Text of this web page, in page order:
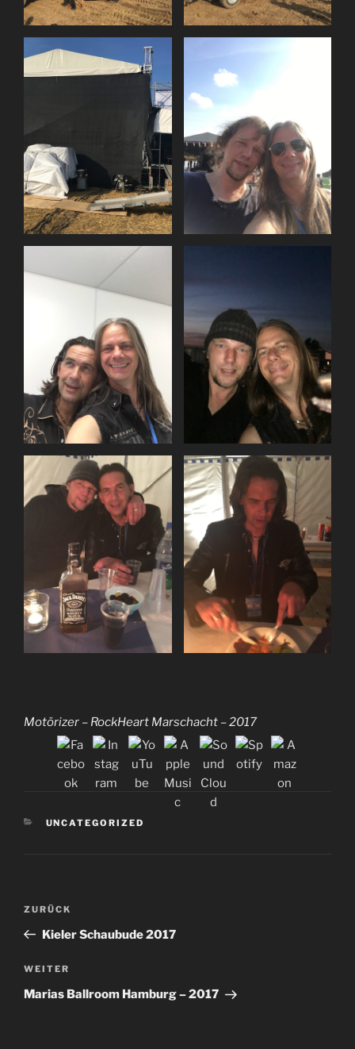
Motörizer – RockHeart Marschacht – 2017
KATEGORIEN
UNCATEGORIZED
Beitragsnavigation
Vorheriger
Beitrag
ZURÜCK
Kieler Schaubude 2017
Nächster
Beitrag
WEITER
Marias Ballroom Hamburg – 2017